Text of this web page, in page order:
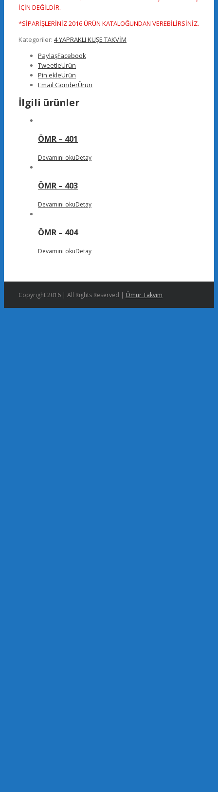
İÇİN DEĞİLDİR.
*SİPARİŞLERİNİZ 2016 ÜRÜN KATALOĞUNDAN VEREBİLİRSİNİZ.
Kategoriler: 4 YAPRAKLI KUŞE TAKVİM
PaylaşFacebook
TweetleÜrün
Pin ekleÜrün
Email GönderÜrün
İlgili ürünler
ÖMR – 401
Devamını okuDetay
ÖMR – 403
Devamını okuDetay
ÖMR – 404
Devamını okuDetay
Copyright 2016 | All Rights Reserved | Ömür Takvim